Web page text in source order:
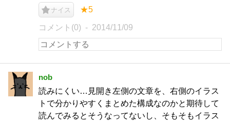
ナイス ★5
コメント(0) 2014/11/09
nob
読みにくい…見開き左側の文章を、右側のイラス
トで分かりやすくまとめた構成なのかと期待して
読んでみるとそうなってないし、そもそもイラス